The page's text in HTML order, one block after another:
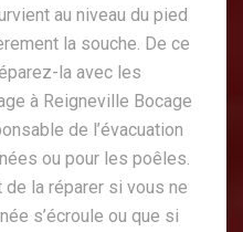
au niveau du pied
la souche. De ce
la avec les
à Reigneville Bocage
de l’évacuation
ou pour les poêles.
la réparer si vous ne
s’écroule ou que si